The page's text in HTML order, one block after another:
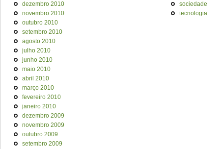
dezembro 2010
novembro 2010
outubro 2010
setembro 2010
agosto 2010
julho 2010
junho 2010
maio 2010
abril 2010
março 2010
fevereiro 2010
janeiro 2010
dezembro 2009
novembro 2009
outubro 2009
setembro 2009
sociedade
tecnologia